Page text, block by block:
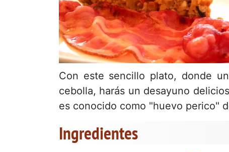
Con este sencillo plato, donde
cebolla, harás un desayuno
es conocido como "huevo perico"
Ingredientes